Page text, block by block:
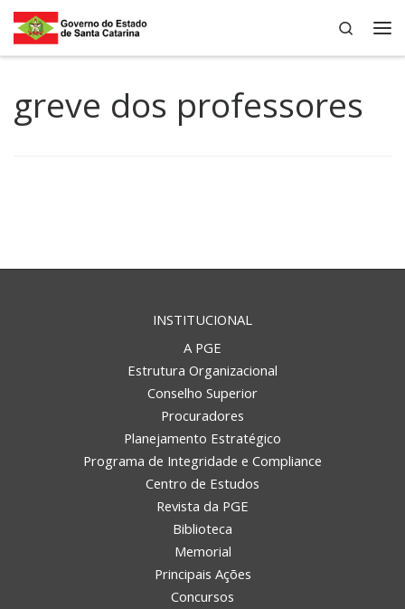
Skip to content
Search
greve dos professores
INSTITUCIONAL
A PGE
Estrutura Organizacional
Conselho Superior
Procuradores
Planejamento Estratégico
Programa de Integridade e Compliance
Centro de Estudos
Revista da PGE
Biblioteca
Memorial
Principais Ações
Concursos